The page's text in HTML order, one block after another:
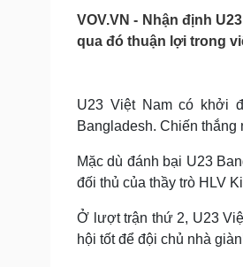
Tin nóng
Tư vấn luật
Sức khỏe
Dinh dưỡng - món ngon
Cây thuốc
Sản phụ khoa
Nhi khoa
Nam khoa
Làm đẹp - giảm cân
Phòng mạch online
VOV.VN - Nhận định
qua đó thuận lợi trong
U23 Việt Nam có khởi
Bangladesh. Chiến
Mặc dù đánh bại U23
đối thủ của thầy trò HLV
Ở lượt trận thứ 2, U23
hội tốt để đội chủ nhà